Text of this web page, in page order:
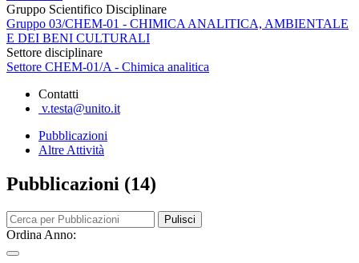
Gruppo Scientifico Disciplinare
Gruppo 03/CHEM-01 - CHIMICA ANALITICA, AMBIENTALE
E DEI BENI CULTURALI
Settore disciplinare
Settore CHEM-01/A - Chimica analitica
Contatti
v.testa@unito.it
Pubblicazioni
Altre Attività
Pubblicazioni (14)
Pulisci
Ordina Anno: